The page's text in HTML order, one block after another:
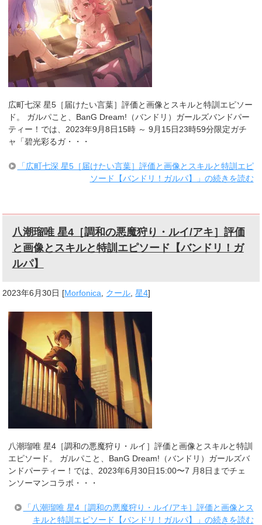
広町七深 星5［届けたい言葉］評価と画像とスキルと特訓エピソー
ド。 ガルパこと、BanG Dream!（バンドリ）ガールズバンドパー
ティー！では、2023年9月8日15時 ～ 9月15日23時59分限定ガチ
ャ「碧光彩るガ・・・
「広町七深 星5［届けたい言葉］評価と画像とスキルと特訓エピ
ソード【バンドリ！ガルパ】」の続きを読む
八潮瑠唯 星4［調和の悪魔狩り・ルイ/アキ］評価
と画像とスキルと特訓エピソード【バンドリ！ガ
ルパ】
2023年6月30日 [Morfonica クール ,星4]
八潮瑠唯 星4［調和の悪魔狩り・ルイ］評価と画像とスキルと特訓
エピソード。 ガルパこと、BanG Dream!（バンドリ）ガールズバ
ンドパーティー！では、2023年6月30日15:00〜7 月8日までチェ
ンソーマンコラボ・・・
「八潮瑠唯 星4［調和の悪魔狩り・ルイ/アキ］評価と画像とス
キルと特訓エピソード【バンドリ！ガルパ】」の続きを読む